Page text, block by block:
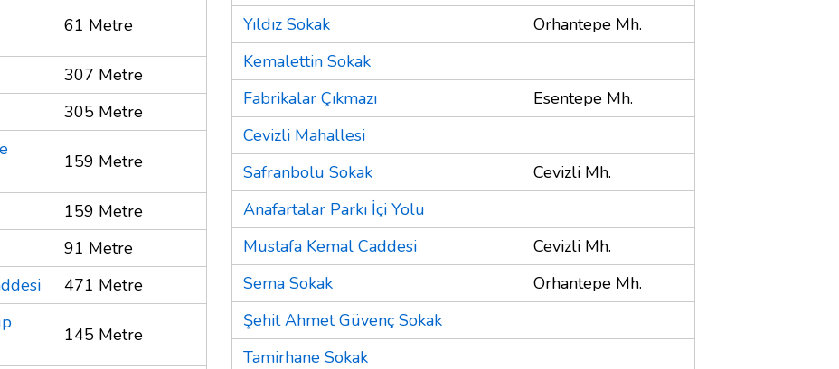
61 Metre
307 Metre
305 Metre
159 Metre
159 Metre
91 Metre
471 Metre
145 Metre
Yıldız Sokak
Orhantepe Mh.
Kemalettin Sokak
Fabrikalar Çıkmazı
Esentepe Mh.
Cevizli Mahallesi
Safranbolu Sokak
Cevizli Mh.
Anafartalar Parkı İçi Yolu
Mustafa Kemal Caddesi
Cevizli Mh.
Sema Sokak
Orhantepe Mh.
Şehit Ahmet Güvenç Sokak
Tamirhane Sokak